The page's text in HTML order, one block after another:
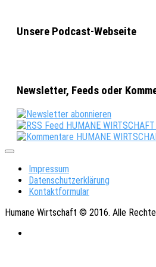
Unsere Podcast-Webseite
Newsletter, Feeds oder
Impressum
Datenschutzerklärung
Kontaktformular
Humane Wirtschaft © 2016. Alle